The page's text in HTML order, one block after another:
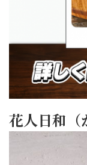
花人日和（